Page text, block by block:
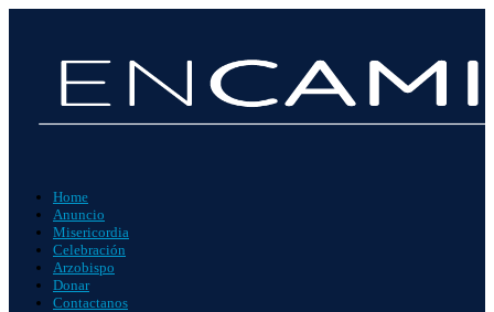
Home
Anuncio
Misericordia
Celebración
Arzobispo
Donar
Contactanos